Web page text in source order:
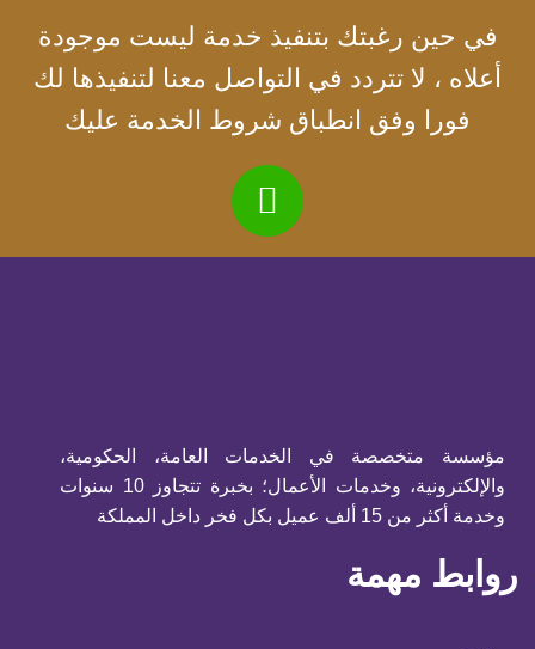
في حين رغبتك بتنفيذ خدمة ليست موجودة
أعلاه ، لا تتردد في التواصل معنا لتنفيذها لك
فورا وفق انطباق شروط الخدمة عليك
مؤسسة متخصصة في الخدمات العامة، الحكومية،
والإلكترونية، وخدمات الأعمال؛ بخبرة تتجاوز 10 سنوات
وخدمة أكثر من 15 ألف عميل بكل فخر داخل المملكة
روابط مهمة